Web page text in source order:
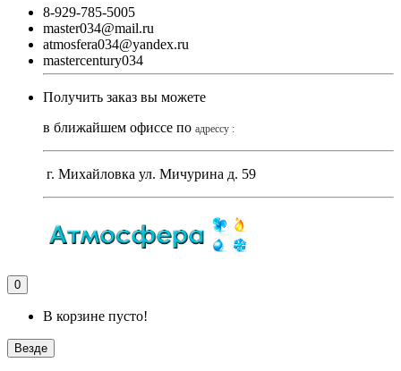
8-929-785-5005
master034@mail.ru
atmosfera034@yandex.ru
mastercentury034
Получить заказ вы можете
в ближайшем офиссе по адрессу :
г. Михайловка ул. Мичурина д. 59
0
В корзине пусто!
Везде